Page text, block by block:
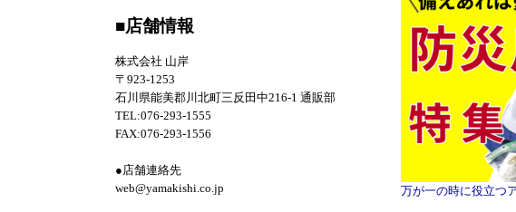
■店舗情報
株式会社 山岸
〒923-1253
石川県能美郡川北町三反田中216-1 通販部
TEL:076-293-1555
FAX:076-293-1556
●店舗連絡先
web@yamakishi.co.jp
万が一の時に役立つ